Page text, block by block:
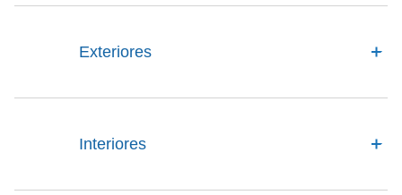
Exteriores
Interiores